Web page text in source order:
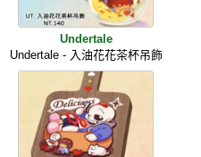
Undertale
Undertale - 入油花花茶杯吊飾